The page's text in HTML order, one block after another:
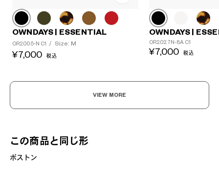
OWNDAYS | ESSENTIAL
OR2005-N C1 / Size: M
¥7,000 税込
OWNDAYS |
OR2027N-8A C1
¥7,000 税込
VIEW MORE
この商品と同じ形
ボストン